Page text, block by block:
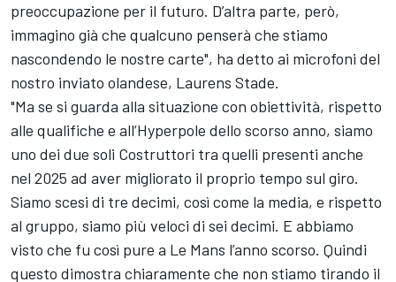
preoccupazione per il futuro. D’altra parte, però,
immagino già che qualcuno penserà che stiamo
nascondendo le nostre carte", ha detto ai microfoni del
nostro inviato olandese, Laurens Stade.
"Ma se si guarda alla situazione con obiettività, rispetto
alle qualifiche e all’Hyperpole dello scorso anno, siamo
uno dei due soli Costruttori tra quelli presenti anche
nel 2025 ad aver migliorato il proprio tempo sul giro.
Siamo scesi di tre decimi, così come la media, e rispetto
al gruppo, siamo più veloci di sei decimi. E abbiamo
visto che fu così pure a Le Mans l’anno scorso. Quindi
questo dimostra chiaramente che non stiamo tirando il